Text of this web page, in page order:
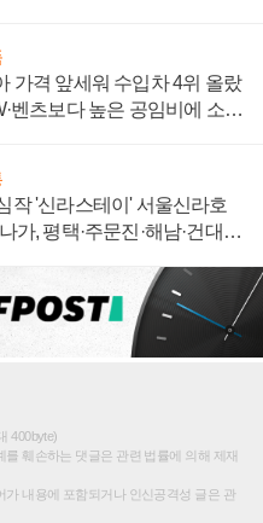
가격 앞세워 수입차 4위 올랐
벤츠보다 높은 공임비에 소비
작 '신라스테이' 서울신라호
가, 평택·주문진·해남·건대로
400byte)
훼손하는 댓글은 관련 법률에 의해 제재
내용에 포함되거나 인신공격성 글은 관